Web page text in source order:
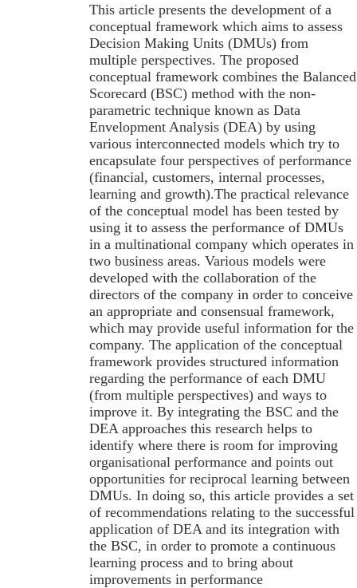
This article presents the development of a
conceptual framework which aims to assess
Decision Making Units (DMUs) from
multiple perspectives. The proposed
conceptual framework combines the Balanced
Scorecard (BSC) method with the non-
parametric technique known as Data
Envelopment Analysis (DEA) by using
various interconnected models which try to
encapsulate four perspectives of performance
(financial, customers, internal processes,
learning and growth).The practical relevance
of the conceptual model has been tested by
using it to assess the performance of DMUs
in a multinational company which operates in
two business areas. Various models were
developed with the collaboration of the
directors of the company in order to conceive
an appropriate and consensual framework,
which may provide useful information for the
company. The application of the conceptual
framework provides structured information
regarding the performance of each DMU
(from multiple perspectives) and ways to
improve it. By integrating the BSC and the
DEA approaches this research helps to
identify where there is room for improving
organisational performance and points out
opportunities for reciprocal learning between
DMUs. In doing so, this article provides a set
of recommendations relating to the successful
application of DEA and its integration with
the BSC, in order to promote a continuous
learning process and to bring about
improvements in performance